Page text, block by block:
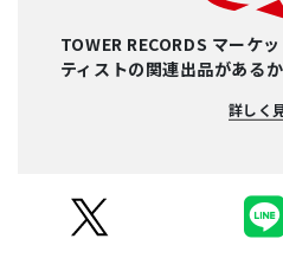
TOWER RECORDS マーケ
ティストの関連出品がある
詳しく